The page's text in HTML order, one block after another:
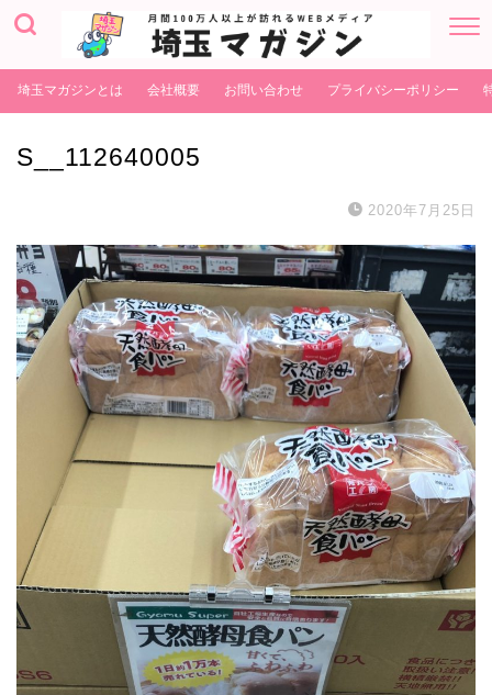
埼玉マガジンとは 会社概要 お問い合わせ プライバシーポリシー
S__112640005
2020年7月25日